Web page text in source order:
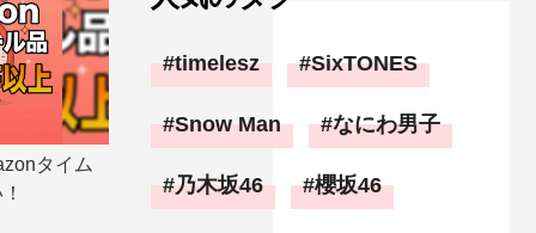
タイム
timelesz SixTONES
Snow Man なにわ男子
乃木坂46 櫻坂46